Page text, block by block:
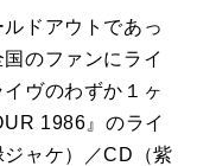
ドアウトであっ
のファンにライ
ヴのわずか１ヶ
1986』のライ
ャケ）／CD（紫